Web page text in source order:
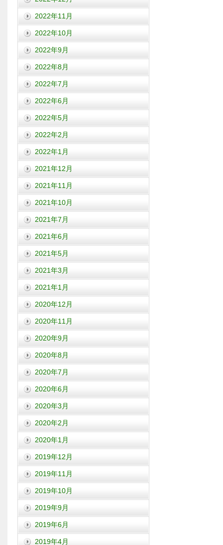
2022年11月
2022年10月
2022年9月
2022年8月
2022年7月
2022年6月
2022年5月
2022年2月
2022年1月
2021年12月
2021年11月
2021年10月
2021年7月
2021年6月
2021年5月
2021年3月
2021年1月
2020年12月
2020年11月
2020年9月
2020年8月
2020年7月
2020年6月
2020年3月
2020年2月
2020年1月
2019年12月
2019年11月
2019年10月
2019年9月
2019年6月
2019年4月